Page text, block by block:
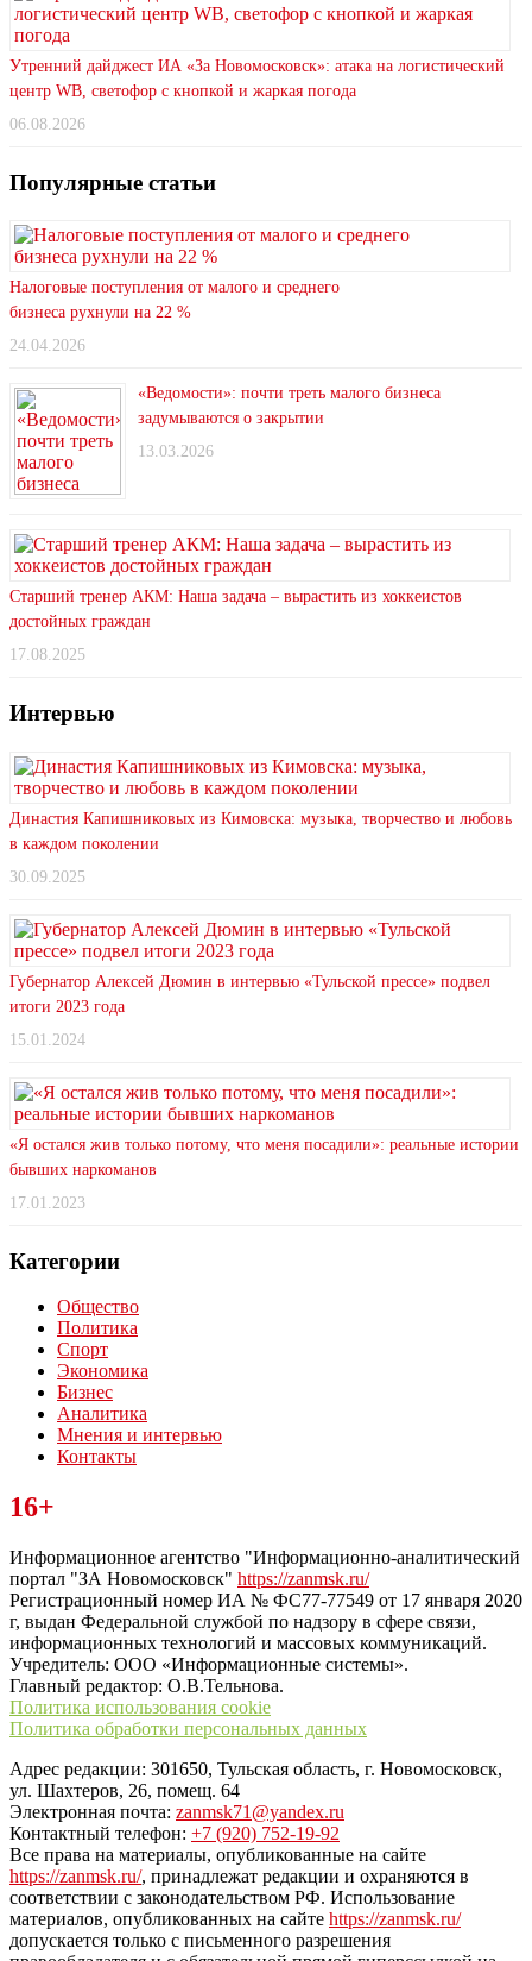
Утренний дайджест ИА «За Новомосковск»: атака на логистический
центр WB, светофор с кнопкой и жаркая погода
06.08.2026
Популярные статьи
Налоговые поступления от малого и среднего
бизнеса рухнули на 22 %
24.04.2026
«Ведомости»: почти треть малого бизнеса
задумываются о закрытии
13.03.2026
Старший тренер АКМ: Наша задача – вырастить из хоккеистов
достойных граждан
17.08.2025
Интервью
Династия Капишниковых из Кимовска: музыка, творчество и любовь
в каждом поколении
30.09.2025
Губернатор Алексей Дюмин в интервью «Тульской прессе» подвел
итоги 2023 года
15.01.2024
«Я остался жив только потому, что меня посадили»: реальные истории
бывших наркоманов
17.01.2023
Категории
Общество
Политика
Спорт
Экономика
Бизнес
Аналитика
Мнения и интервью
Контакты
Читайте последние новости дня в Тульской области на сайте
“ЗаНовомосковск”
16+
Информационное агентство "Информационно-аналитический
портал "ЗА Новомосковск" https://zanmsk.ru/
Регистрационный номер ИА № ФС77-77549 от 17 января 2020
г, выдан Федеральной службой по надзору в сфере связи,
информационных технологий и массовых коммуникаций.
Учредитель: ООО «Информационные системы».
Главный редактор: О.В.Тельнова.
Политика использования cookie
Политика обработки персональных данных
Адрес редакции: 301650, Тульская область, г. Новомосковск,
ул. Шахтеров, 26, помещ. 64
Электронная почта: zanmsk71@yandex.ru
Контактный телефон: +7 (920) 752-19-92
Все права на материалы, опубликованные на сайте
https://zanmsk.ru/, принадлежат редакции и охраняются в
соответствии с законодательством РФ. Использование
материалов, опубликованных на сайте https://zanmsk.ru/
допускается только с письменного разрешения